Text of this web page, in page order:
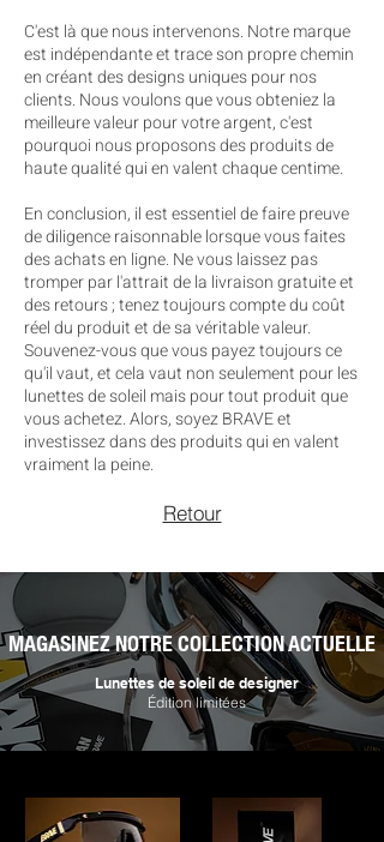
C'est là que nous intervenons. Notre marque
est indépendante et trace son propre chemin
en créant des designs uniques pour nos
clients. Nous voulons que vous obteniez la
meilleure valeur pour votre argent, c'est
pourquoi nous proposons des produits de
haute qualité qui en valent chaque centime.
En conclusion, il est essentiel de faire preuve
de diligence raisonnable lorsque vous faites
des achats en ligne. Ne vous laissez pas
tromper par l'attrait de la livraison gratuite et
des retours ; tenez toujours compte du coût
réel du produit et de sa véritable valeur.
Souvenez-vous que vous payez toujours ce
qu'il vaut, et cela vaut non seulement pour les
lunettes de soleil mais pour tout produit que
vous achetez. Alors, soyez BRAVE et
investissez dans des produits qui en valent
vraiment la peine.
Retour
MAGASINEZ NOTRE COLLECTION ACTUELLE
Lunettes de soleil de designer
Édition limitées